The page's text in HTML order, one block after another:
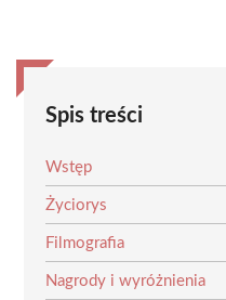
Spis treści
Wstęp
Życiorys
Filmografia
Nagrody i wyróżnienia